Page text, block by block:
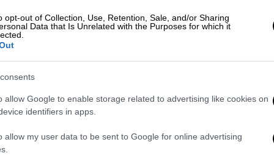
opt-out of Collection, Use, Retention, Sale, and/or Sharing
Data that Is Unrelated with the Purposes for which it
allow Google to enable storage related to advertising like cookies on
identifiers in apps.
allow my user data to be sent to Google for online advertising
άλλαξε ολοκληρωτικά πέρσι.
από το Μπαρκινγκ του
υπνοδωμάτια στο
να είσαι εκατομμυριούχος του